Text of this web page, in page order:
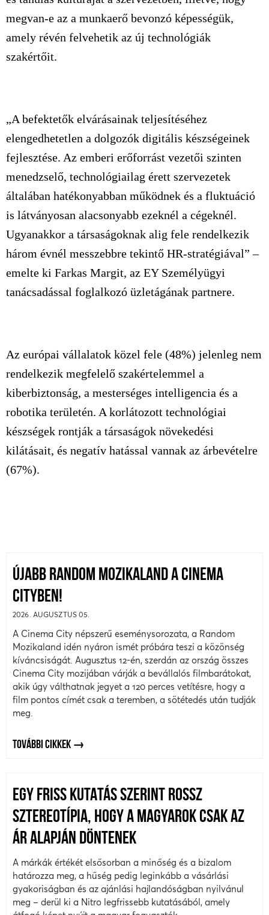
megvan-e az a munkaerő bevonzó képességük,
amely révén felvehetik az új technológiák
szakértőit.
„A befektetők elvárásainak teljesítéséhez
elengedhetetlen a dolgozók digitális készségeinek
fejlesztése. Az emberi erőforrást vezetői szinten
menedzselő, technológiailag érett szervezetek
általában hatékonyabban működnek és a fluktuáció
is látványosan alacsonyabb ezeknél a cégeknél.
Ugyanakkor a társaságoknak alig fele rendelkezik
három évnél messzebbre tekintő HR-stratégiával” –
emelte ki Farkas Margit, az EY Személyügyi
tanácsadással foglalkozó üzletágának partnere.
Az európai vállalatok közel fele (48%) jelenleg nem
rendelkezik megfelelő szakértelemmel a
kiberbiztonság, a mesterséges intelligencia és a
robotika területén. A korlátozott technológiai
készségek rontják a társaságok növekedési
kilátásait, és negatív hatással vannak az árbevételre
(67%).
ÚJABB RANDOM MOZIKALAND A CINEMA
CITYBEN!
2026. AUGUSZTUS 05.
A Cinema City népszerű eseménysorozata, a Random
Mozikaland idén nyáron ismét próbára teszi a közönség
kíváncsiságát. Augusztus 12-én, szerdán az ország összes
Cinema City mozijában várják a bevállalós filmbarátokat,
akik úgy válthatnak jegyet a 120 perces vetítésre, hogy a
film pontos címét csak a teremben, a sötétedés után tudják
meg.
TOVÁBBI CIKKEK
EGY FRISS KUTATÁS SZERINT ROSSZ
SZTEREOTÍPIA, HOGY A MAGYAROK CSAK AZ
ÁR ALAPJÁN DÖNTENEK
A márkák értékét elsősorban a minőség és a bizalom
határozza meg, a hűség pedig leginkább a vásárlási
gyakoriságban és az ajánlási hajlandóságban nyilvánul
meg – derül ki a Nitro legfrissebb kutatásából, amely